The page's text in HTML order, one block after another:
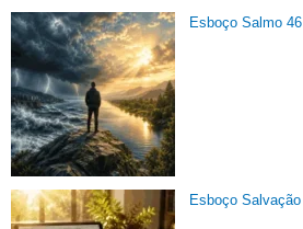
Esboço Salmo 46
Esboço Salvação